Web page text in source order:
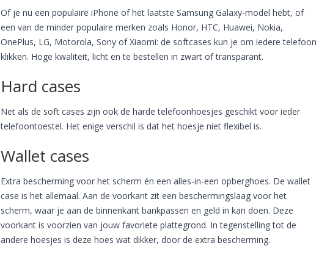
Of je nu een populaire iPhone of het laatste Samsung Galaxy-model hebt, of
een van de minder populaire merken zoals Honor, HTC, Huawei, Nokia,
OnePlus, LG, Motorola, Sony of Xiaomi: de softcases kun je om iedere telefoon
klikken. Hoge kwaliteit, licht en te bestellen in zwart of transparant.
Hard cases
Net als de soft cases zijn ook de harde telefoonhoesjes geschikt voor ieder
telefoontoestel. Het enige verschil is dat het hoesje niet flexibel is.
Wallet cases
Extra bescherming voor het scherm én een alles-in-een opberghoes. De wallet
case is het allemaal. Aan de voorkant zit een beschermingslaag voor het
scherm, waar je aan de binnenkant bankpassen en geld in kan doen. Deze
voorkant is voorzien van jouw favoriete plattegrond. In tegenstelling tot de
andere hoesjes is deze hoes wat dikker, door de extra bescherming.